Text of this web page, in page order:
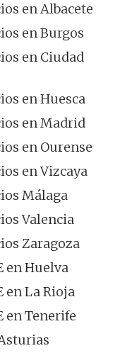
en Albacete
en Burgos
en Ciudad
en Huesca
en Madrid
en Ourense
en Vizcaya
Málaga
Valencia
Zaragoza
en Huelva
en La Rioja
en Tenerife